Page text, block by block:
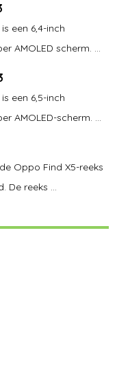
een 6,4-inch
AMOLED scherm. ...
een 6,5-inch
AMOLED-scherm. ...
Oppo Find X5-reeks
De reeks ...